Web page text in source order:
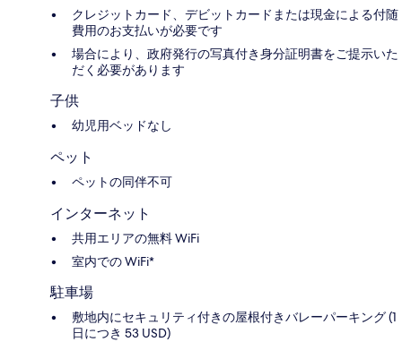
クレジットカード、デビットカードまたは現金による付随
費用のお支払いが必要です
場合により、政府発行の写真付き身分証明書をご提示いた
だく必要があります
子供
幼児用ベッドなし
ペット
ペットの同伴不可
インターネット
共用エリアの無料 WiFi
室内での WiFi*
駐車場
敷地内にセキュリティ付きの屋根付きバレーパーキング (1
日につき 53 USD)